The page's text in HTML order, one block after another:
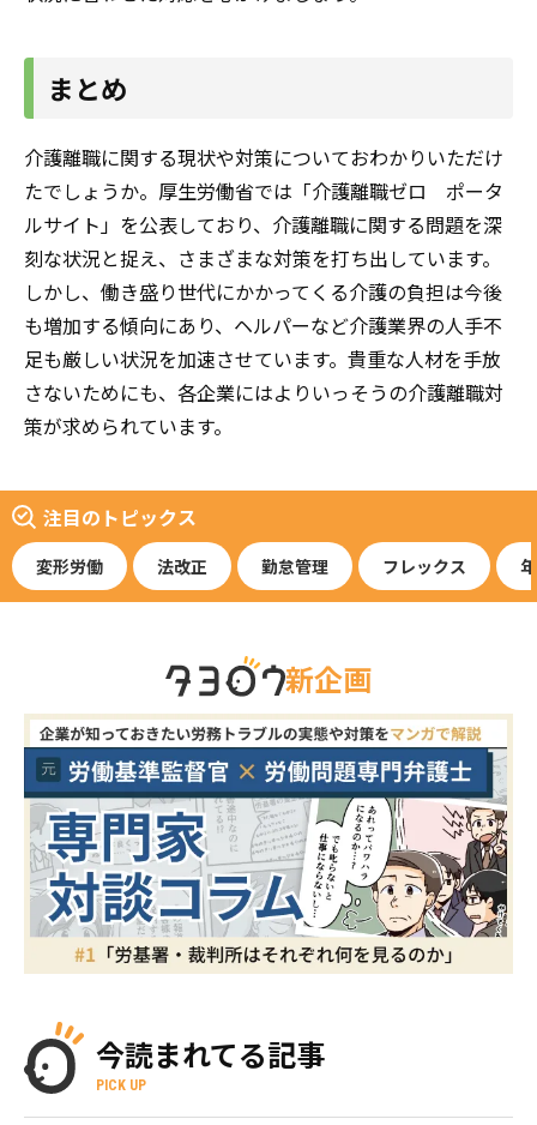
まとめ
介護離職に関する現状や対策についておわかりいただけ
たでしょうか。厚生労働省では「介護離職ゼロ ポータ
ルサイト」を公表しており、介護離職に関する問題を深
刻な状況と捉え、さまざまな対策を打ち出しています。
しかし、働き盛り世代にかかってくる介護の負担は今後
も増加する傾向にあり、ヘルパーなど介護業界の人手不
足も厳しい状況を加速させています。貴重な人材を手放
さないためにも、各企業にはよりいっそうの介護離職対
策が求められています。
注目のトピックス
変形労働 法改正 勤怠管理 フレックス
新企画
今読まれてる記事
PICK UP